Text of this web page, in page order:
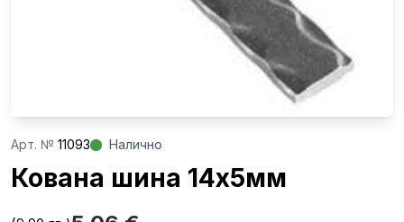
Aрт. № 11093 Налично
Кована шина 14х5мм